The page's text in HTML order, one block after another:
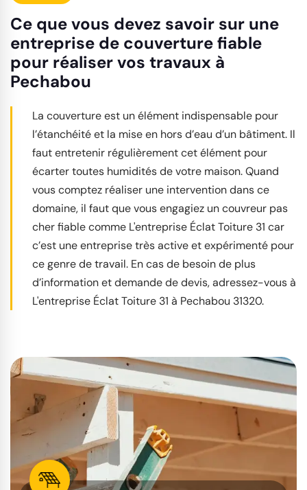
Ce que vous devez savoir sur une
entreprise de couverture fiable
pour réaliser vos travaux à
Pechabou
La couverture est un élément indispensable pour
l’étanchéité et la mise en hors d’eau d’un bâtiment. Il
faut entretenir régulièrement cet élément pour
écarter toutes humidités de votre maison. Quand
vous comptez réaliser une intervention dans ce
domaine, il faut que vous engagiez un couvreur pas
cher fiable comme L'entreprise Éclat Toiture 31 car
c’est une entreprise très active et expérimenté pour
ce genre de travail. En cas de besoin de plus
d’information et demande de devis, adressez-vous à
L'entreprise Éclat Toiture 31 à Pechabou 31320.